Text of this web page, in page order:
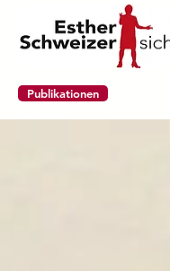
Publikationen